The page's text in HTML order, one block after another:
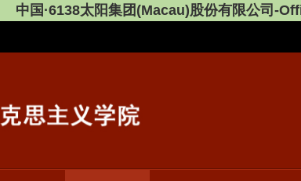
中国·6138太阳集团(Macau)股份有限公司-